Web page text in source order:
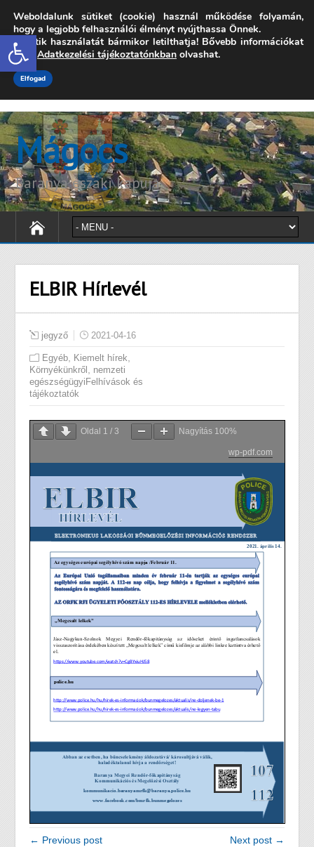
Open toolbar
7342 Mágocs, Szabadság utca 39.
onkormanyzat@magocs.hu +36 (72) 451 110
Elérhetőségek
Mágocs
Baranya északi kapuja
ELBIR Hírlevél
jegyző 2021-04-16
Egyéb Kiemelt hírek
Környékünkről
nemzeti
egészségügyiFelhívások és
tájékoztatók
Oldal 1 /3 Nagyítás 100%
wp-pdf.com
← Previous post Next post →
Weboldalunk sütiket (cookie) használ működése folyamán,
hogy a legjobb felhasználói élményt nyújthassa Önnek.
A sütik használatát bármikor letilthatja! Bővebb információkat
erről Adatkezelési tájékoztatónkban olvashat.
Elfogad